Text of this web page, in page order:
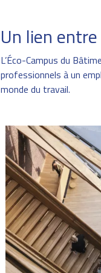
Un lien
L’Éco-Campus du
professionnels à un
monde du travail.